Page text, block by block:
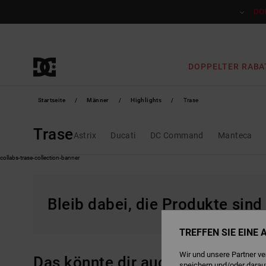
DOPPELTER
Startseite Männer Highlights Trase
TraseAstrix Ducati DC Command Manteca
Bleib dabei, die Produkte
Das könnte dir auch gefallen
TREFFEN SIE EINE
Wir und unsere Partner